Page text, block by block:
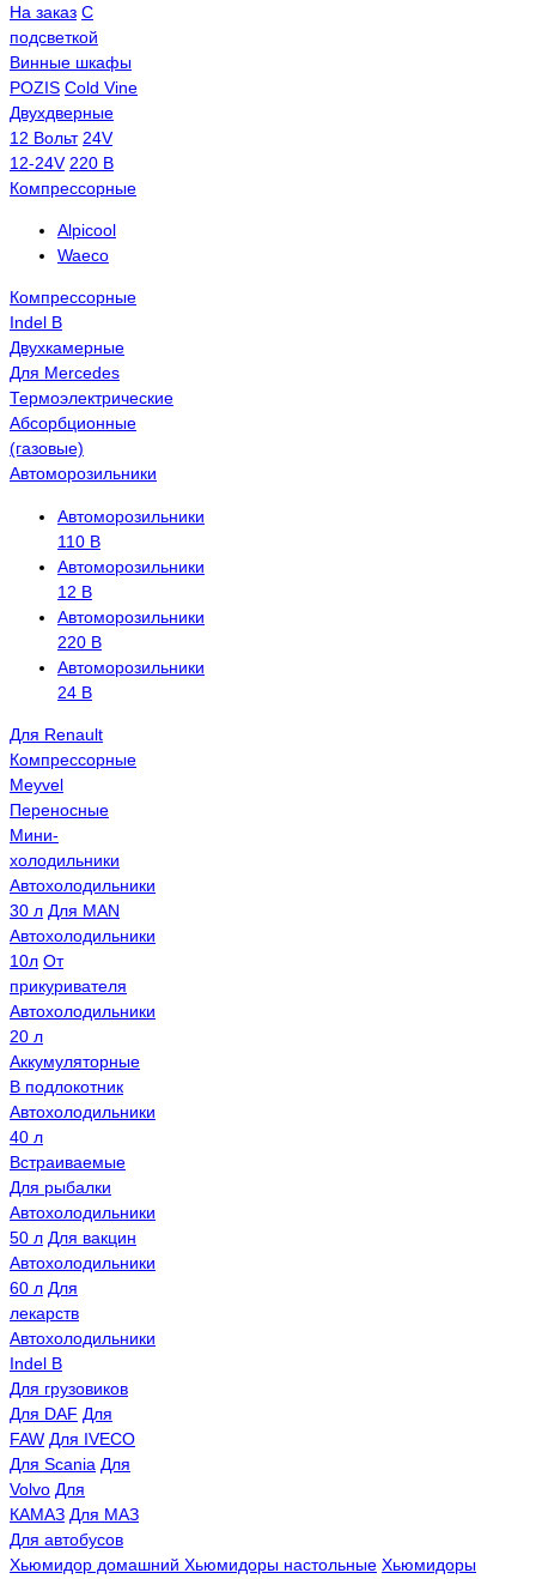
На заказ С
подсветкой
Винные шкафы
POZIS Сold Vine
Двухдверные
12 Вольт 24V
12-24V 220 В
Компрессорные
Alpicool
Waeco
Компрессорные
Indel B
Двухкамерные
Для Mercedes
Термоэлектрические
Абсорбционные
(газовые)
Автоморозильники
Автоморозильники
110 В
Автоморозильники
12 В
Автоморозильники
220 В
Автоморозильники
24 В
Для Renault
Компрессорные
Meyvel
Переносные
Мини-
холодильники
Автохолодильники
30 л Для MAN
Автохолодильники
10л От
прикуривателя
Автохолодильники
20 л
Аккумуляторные
В подлокотник
Автохолодильники
40 л
Встраиваемые
Для рыбалки
Автохолодильники
50 л Для вакцин
Автохолодильники
60 л Для
лекарств
Автохолодильники
Indel B
Для грузовиков
Для DAF Для
FAW Для IVECO
Для Scania Для
Volvo Для
КАМАЗ Для МАЗ
Для автобусов
Хьюмидор домашний Хьюмидоры настольные Хьюмидоры